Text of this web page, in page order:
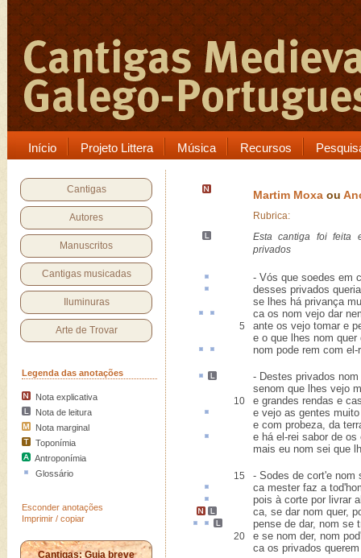
Início Projeto Littera Música Recursos
Cantigas
Autores
Manuscritos
Cantigas musicadas
Iluminuras
Arte de Trovar
Legenda das anotações
Nota explicativa
Nota de leitura
Nota marginal
Toponímia
Antroponímia
Glossário
Esconder anotações
Imprimir / copiar
Cantigas: Guia breve
Martim Moxa ou
Rubrica:
Esta cantiga foi feita
privados
- Vós que soedes em
desses privados
se lhes há privança
caos nom vejo dar
5
ante os vejo tomar e
e o que lhes nom quer
nom pode rem com
- Destes privados
senom que lhes vejo
10
e grandes rendas e
e vejo as gentes
e com probeza, da
e há el-rei sabor de os
mais eu nom sei que
15
- Sodes de cort'e nom
ca mester faz a
pois à corte por livrar
ca, se dar nom quer,
pense de dar, nom se
20
e se nom der, nom
ca os privados